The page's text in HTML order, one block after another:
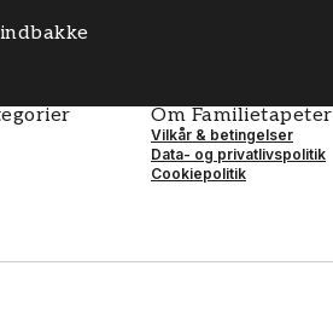
Om Familietapeter
Vilkår & betingelser
Data- og privatlivspolitik
Cookiepolitik